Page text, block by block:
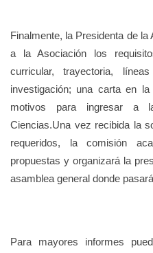
Finalmente, la Presidenta de
a la Asociación los
curricular, trayectoria,
investigación; una carta en
motivos para ingresar a
Ciencias.Una vez recibida la
requeridos, la comisión
propuestas y organizará la
asamblea general donde
Para mayores informes